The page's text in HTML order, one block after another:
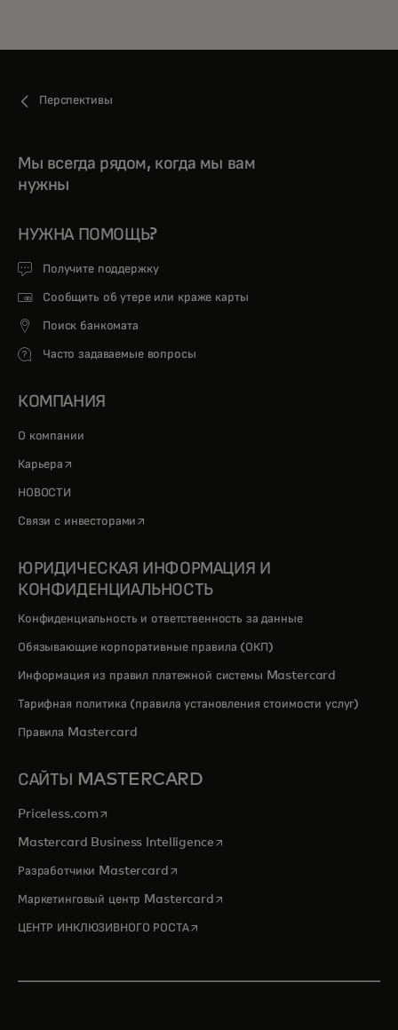
Перспективы
Мы всегда рядом, когда мы вам
нужны
НУЖНА ПОМОЩЬ?
Получите поддержку
Сообщить об утере или краже карты
Поиск банкомата
Часто задаваемые вопросы
КОМПАНИЯ
О компании
Карьера opens in a new tab
НОВОСТИ
Связи с инвесторами opens in a new tab
ЮРИДИЧЕСКАЯ ИНФОРМАЦИЯ И
КОНФИДЕНЦИАЛЬНОСТЬ
Конфиденциальность и ответственность за данные
Обязывающие корпоративные правила (ОКП)
Информация из правил платежной системы Mastercard
Тарифная политика (правила установления стоимости услуг)
Правила Mastercard
САЙТЫ MASTERCARD
Priceless.com opens in a new tab
Mastercard Business Intelligenceopens in a new tab
Разработчики Mastercardopens in a new tab
Маркетинговый центр Mastercardopens in a new tab
ЦЕНТР ИНКЛЮЗИВНОГО РОСТАopens in a new tab